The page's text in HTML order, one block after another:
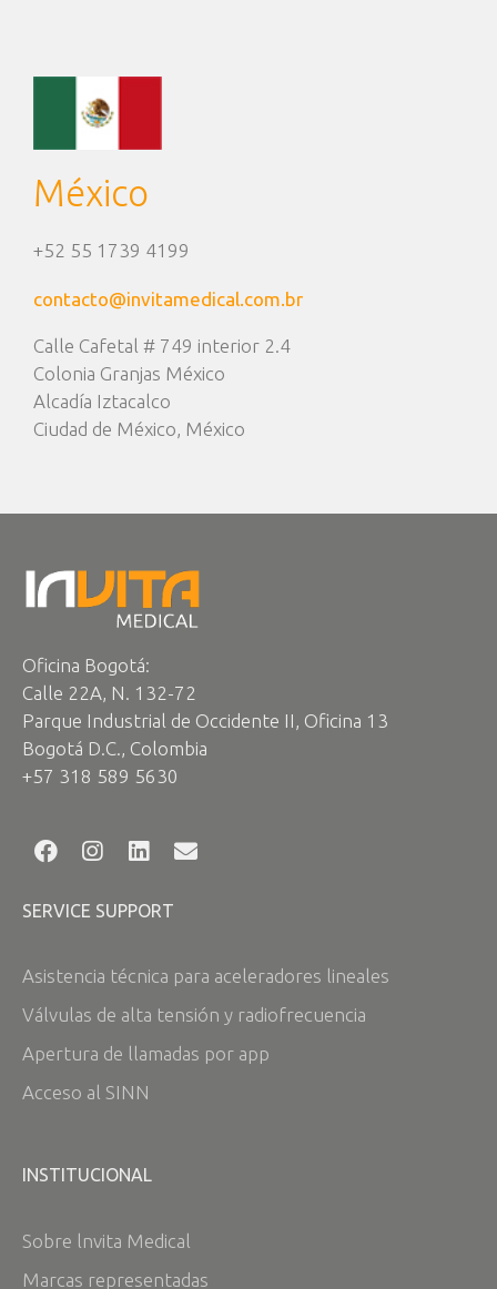
México
+52 55 1739 4199
contacto@invitamedical.com.br
Calle Cafetal # 749 interior 2.4
Colonia Granjas México
Alcadía Iztacalco
Ciudad de México, México
Oficina Bogotá:
Calle 22A, N. 132-72
Parque Industrial de Occidente II, Oficina 13
Bogotá D.C., Colombia
+57 318 589 5630
SERVICE SUPPORT
Asistencia técnica para aceleradores lineales
Válvulas de alta tensión y radiofrecuencia
Apertura de llamadas por app
Acceso al SINN
INSTITUCIONAL
Sobre lnvita Medical
Marcas representadas